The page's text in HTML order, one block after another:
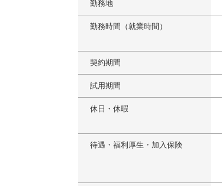
勤務地
勤務時間（就業時間）
契約期間
試用期間
休日・休暇
待遇・福利厚生・加入保険